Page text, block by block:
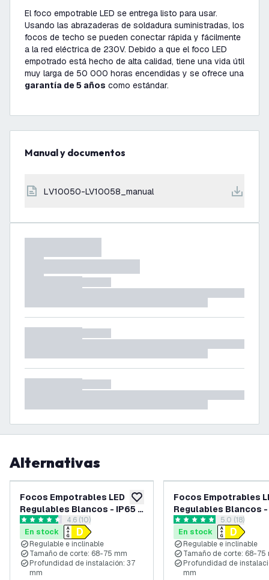
El foco empotrable LED se entrega listo para usar.
Usando las abrazaderas de soldadura suministradas, los
focos de techo se pueden conectar rápida y fácilmente
a la red eléctrica de 230V. Debido a que el foco LED
empotrado está hecho de alta calidad, tiene una vida útil
muy larga de 50 000 horas encendidas y se ofrece una
garantía de 5 años como estándar.
Manual y documentos
LV10050-LV10058_manual
Alternativas
añadir a lista de deseos
Focos Empotrables LED
Regulables Blancos - IP65 -
7W - CCT - ø90mm - 5 años
de garantía - Para el baño
abrir el panel de reseñas
4.6 estrellas de puntuación
4.6 (10)
En stock
Regulable e inclinable
Tamaño de corte: 68-75 mm
Profundidad de instalación: 37
mm
Focos Empotrables
Regulables Blancos -
7W - CCT - ø90mm -
de garantía - Para el
abrir el
5 estrellas de puntuación
5.0 (18)
En stock
Regulable e inclinable
Tamaño de corte: 68-75
Profundidad de
mm